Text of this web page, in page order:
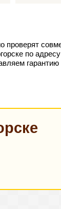
по
гарантию